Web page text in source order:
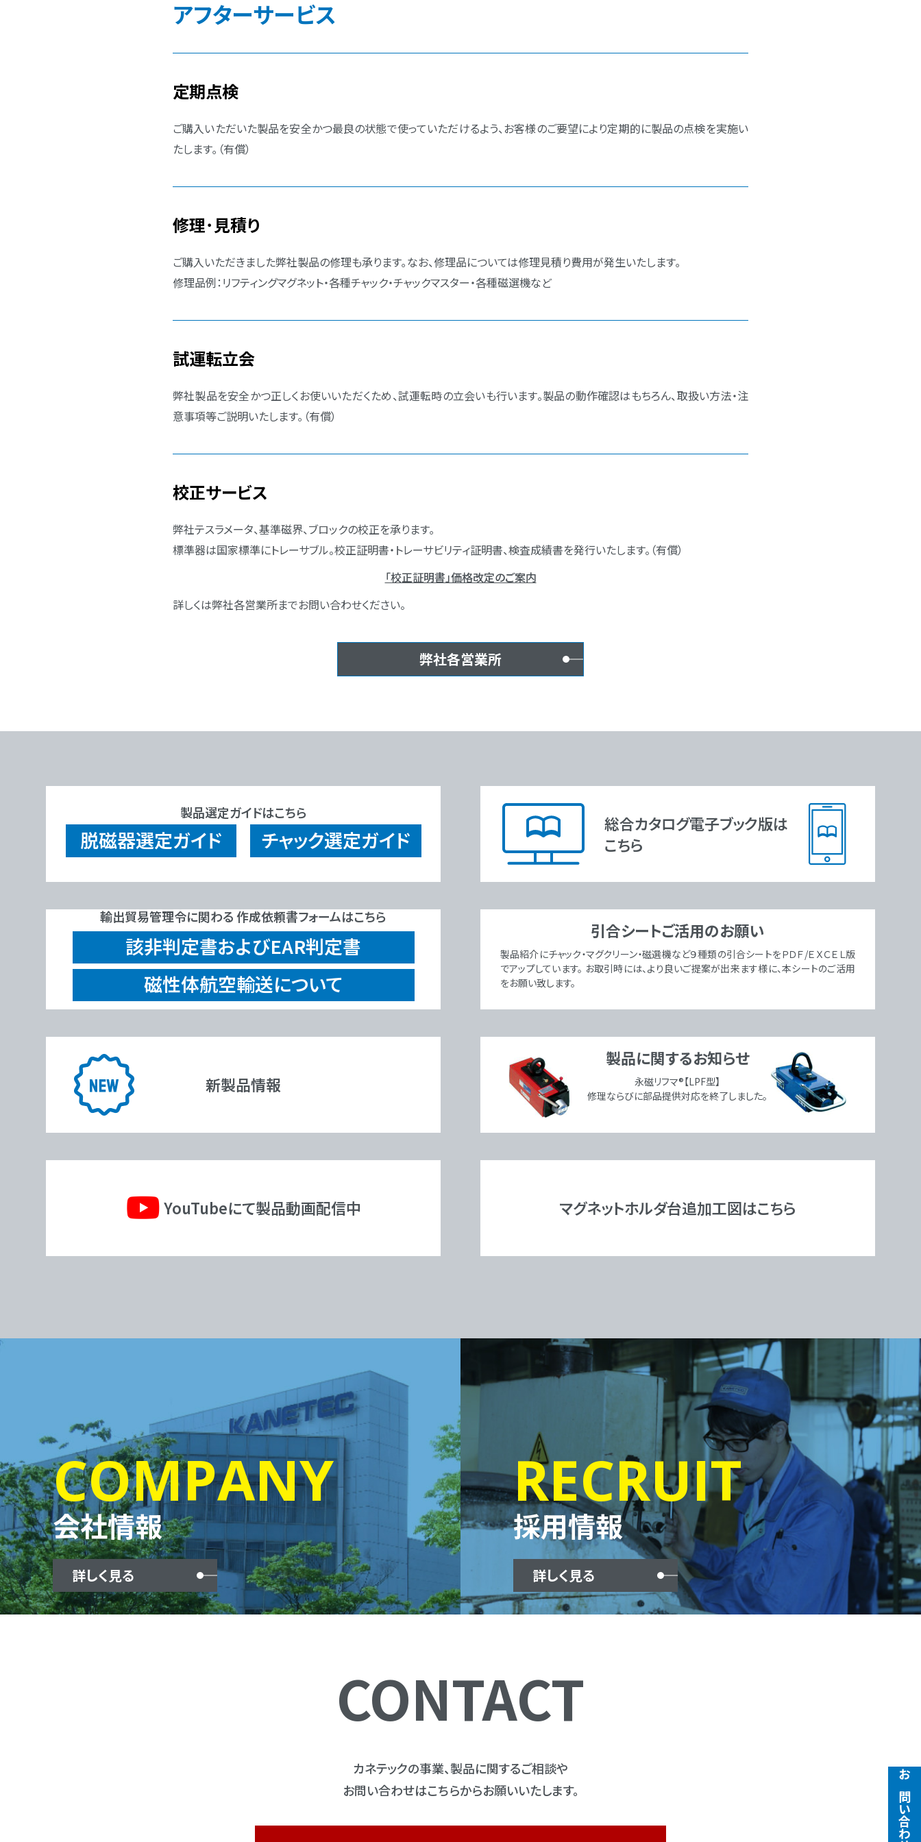
アフターサービス
定期点検
ご購入いただいた製品を安全かつ最良の状態で使っていただけるよう、お客様のご要望により定期的に製品の点検を実施い
たします｡（有償）
修理･見積り
ご購入いただきました弊社製品の修理も承ります｡なお、修理品については修理見積り費用が発生いたします｡
修理品例：リフティングマグネット・各種チャック・チャックマスター・各種磁選機など
試運転立会
弊社製品を安全かつ正しくお使いいただくため、試運転時の立会いも行います。製品の動作確認はもちろん、取扱い方法・注
意事項等ご説明いたします｡（有償）
校正サービス
弊社テスラメータ、基準磁界、ブロックの校正を承ります｡
標準器は国家標準にトレーサブル。校正証明書・トレーサビリティ証明書、検査成績書を発行いたします。（有償）
「校正証明書」価格改定のご案内
詳しくは弊社各営業所までお問い合わせください。
弊社各営業所
製品選定ガイドはこちら
脱磁器選定ガイド チャック選定ガイド
総合カタログ電子ブック版は
こちら
輸出貿易管理令に関わる 作成依頼書フォームはこちら
該非判定書およびEAR判定書
磁性体航空輸送について
引合シートご活用のお願い
製品紹介にチャック・マグクリーン・磁選機など９種類の引合シートをＰＤＦ/ＥＸＣＥＬ版
でアップしています。 お取引時には、より良いご提案が出来ます様に、本シートのご活用
をお願い致します。
新製品情報
製品に関するお知らせ
永磁リフマ®【LPF型】
修理ならびに部品提供対応を終了しました。
YouTubeにて製品動画配信中 マグネットホルダ台追加工図はこちら
COMPANY
会社情報
詳しく見る
RECRUIT
採用情報
詳しく見る
CONTACT
カネテックの事業、製品に関するご相談や
お問い合わせはこちらからお願いいたします。
お問い合わせ